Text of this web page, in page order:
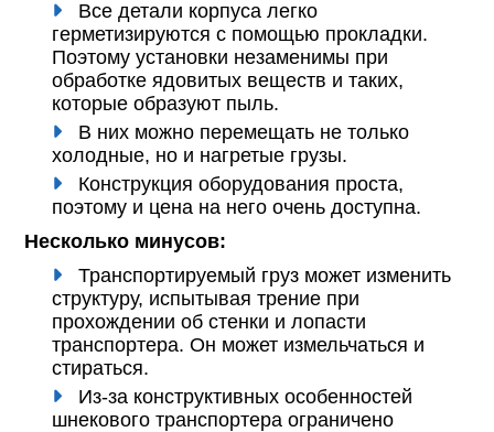
Все детали корпуса легко
герметизируются с помощью прокладки.
Поэтому установки незаменимы при
обработке ядовитых веществ и таких,
которые образуют пыль.
В них можно перемещать не только
холодные, но и нагретые грузы.
Конструкция оборудования проста,
поэтому и цена на него очень доступна.
Несколько минусов:
Транспортируемый груз может изменить
структуру, испытывая трение при
прохождении об стенки и лопасти
транспортера. Он может измельчаться и
стираться.
Из-за конструктивных особенностей
шнекового транспортера ограничено